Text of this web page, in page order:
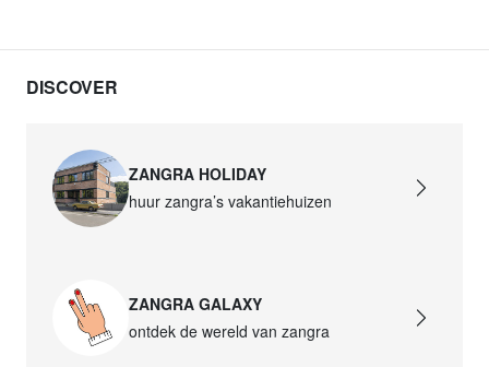
DISCOVER
ZANGRA HOLIDAY
huur zangra’s vakantiehuizen
ZANGRA GALAXY
ontdek de wereld van zangra